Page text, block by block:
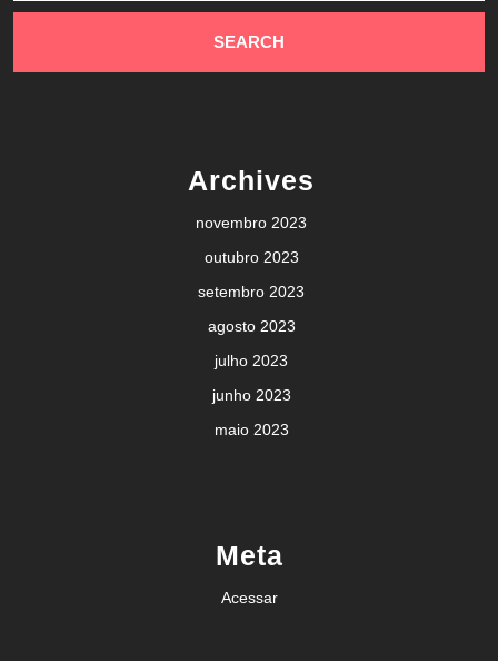
Archives
novembro 2023
outubro 2023
setembro 2023
agosto 2023
julho 2023
junho 2023
maio 2023
Meta
Acessar